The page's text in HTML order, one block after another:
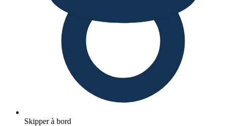
Skipper à bord